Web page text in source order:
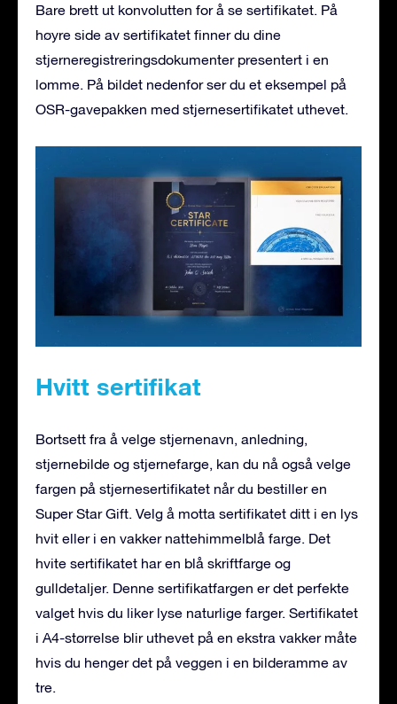
Bare brett ut konvolutten for å se sertifikatet. På
høyre side av sertifikatet finner du dine
stjerneregistreringsdokumenter presentert i en
lomme. På bildet nedenfor ser du et eksempel på
OSR-gavepakken med stjernesertifikatet uthevet.
Hvitt sertifikat
Bortsett fra å velge stjernenavn, anledning,
stjernebilde og stjernefarge, kan du nå også velge
fargen på stjernesertifikatet når du bestiller en
Super Star Gift. Velg å motta sertifikatet ditt i en lys
hvit eller i en vakker nattehimmelblå farge. Det
hvite sertifikatet har en blå skriftfarge og
gulldetaljer. Denne sertifikatfargen er det perfekte
valget hvis du liker lyse naturlige farger. Sertifikatet
i A4-størrelse blir uthevet på en ekstra vakker måte
hvis du henger det på veggen i en bilderamme av
tre.